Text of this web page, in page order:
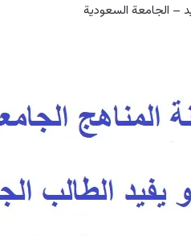
– الجامعة السعودية